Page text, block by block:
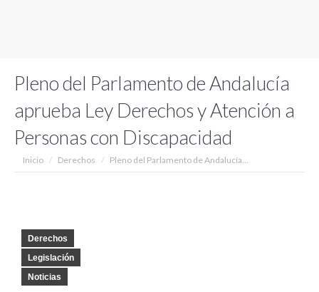
Pleno del Parlamento de Andalucía
aprueba Ley Derechos y Atención a
Personas con Discapacidad
Estás aquí:
Inicio Derechos Pleno del Parlamento de Andalucía…
Derechos
Legislación
Noticias